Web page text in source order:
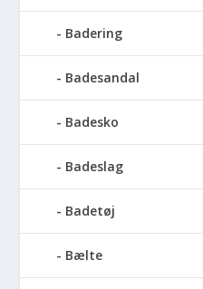
Badering
Badesandal
Badesko
Badeslag
Badetøj
Bælte